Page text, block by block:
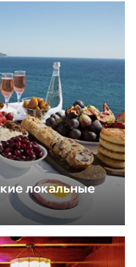
локальные